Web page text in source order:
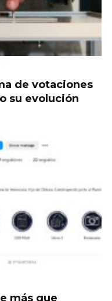
de votaciones
su evolución
más que